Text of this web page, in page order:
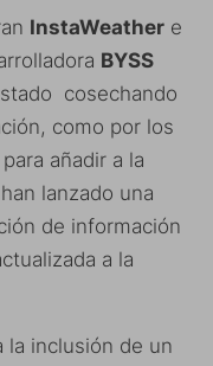
InstaWeather e
BYSS
cosechando
como por los
añadir a la
lanzado una
de información
a la
la inclusión de un